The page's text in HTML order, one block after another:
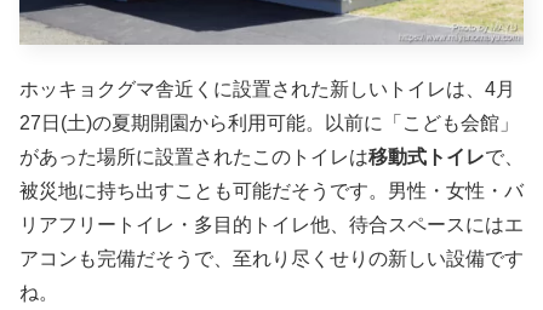
ホッキョクグマ舎近くに設置された新しいトイレは、4月
27日(土)の夏期開園から利用可能。以前に「こども会館」
があった場所に設置されたこのトイレは移動式トイレで、
被災地に持ち出すことも可能だそうです。男性・女性・バ
リアフリートイレ・多目的トイレ他、待合スペースにはエ
アコンも完備だそうで、至れり尽くせりの新しい設備です
ね。